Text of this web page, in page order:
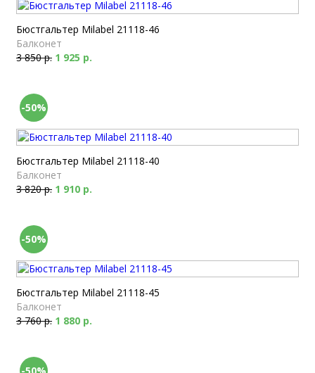
Бюстгальтер Milabel 21118-46
Балконет
3 850 р. 1 925 р.
-50%
Бюстгальтер Milabel 21118-40
Балконет
3 820 р. 1 910 р.
-50%
Бюстгальтер Milabel 21118-45
Балконет
3 760 р. 1 880 р.